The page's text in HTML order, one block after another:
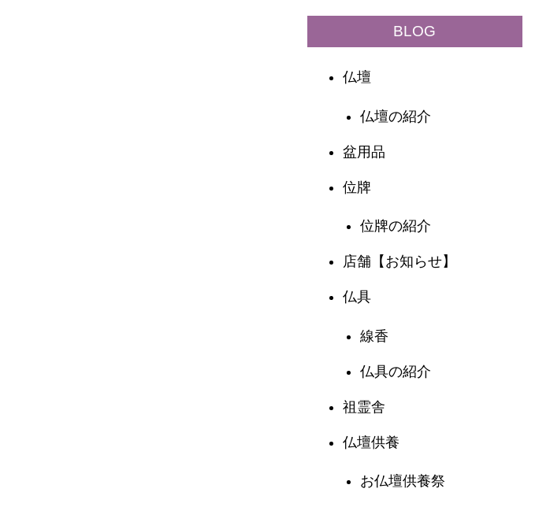
BLOG
仏壇
仏壇の紹介
盆用品
位牌
位牌の紹介
店舗【お知らせ】
仏具
線香
仏具の紹介
祖霊舎
仏壇供養
お仏壇供養祭